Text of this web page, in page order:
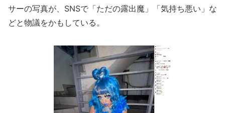
サーの写真が、SNSで「ただの露出魔」「気持ち悪い」な
どと物議をかもしている。